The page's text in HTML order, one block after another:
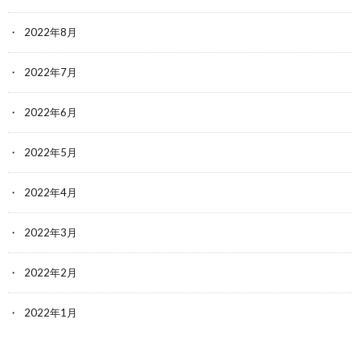
2022年8月
2022年7月
2022年6月
2022年5月
2022年4月
2022年3月
2022年2月
2022年1月